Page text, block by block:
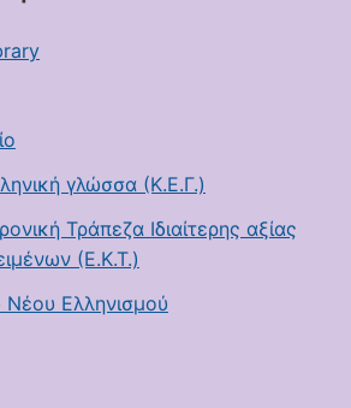
γλώσσα (Κ.Ε.Γ.)
Τράπεζα Ιδιαίτερης αξίας
(Ε.Κ.Τ.)
Νέου Ελληνισμού